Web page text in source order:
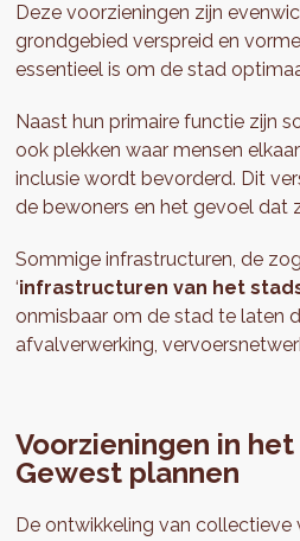
Deze voorzieningen zijn
grondgebied verspreid en
essentieel is om de stad
Naast hun primaire functie zijn
ook plekken waar mensen
inclusie wordt bevorderd. Dit
de bewoners en het gevoel dat
Sommige infrastructuren, de
‘infrastructuren van het
onmisbaar om de stad te laten
afvalverwerking,
Voorzieningen in
Gewest plannen
De ontwikkeling van